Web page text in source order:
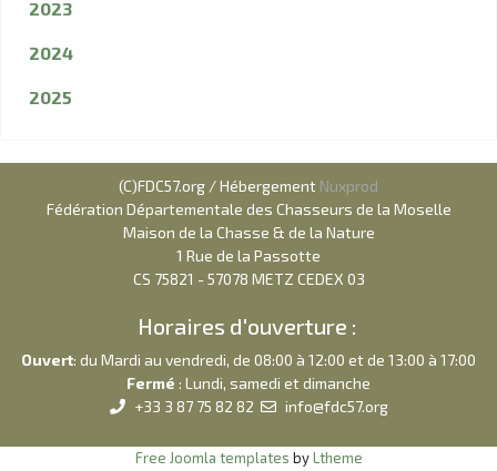
2023
2024
2025
(C)FDC57.org / Hébergement Nuxprod
Fédération Départementale des Chasseurs de la Moselle
Maison de la Chasse & de la Nature
1 Rue de la Passotte
CS 75821 - 57078 METZ CEDEX 03
Horaires d'ouverture :
Ouvert: du Mardi au vendredi, de 08:00 à 12:00 et de 13:00 à 17:00
Fermé : Lundi, samedi et dimanche
+33 3 87 75 82 82
info@fdc57.org
Free Joomla templates byLtheme